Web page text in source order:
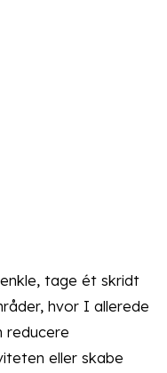
tage ét skridt
hvor I allerede
reducere
eller skabe